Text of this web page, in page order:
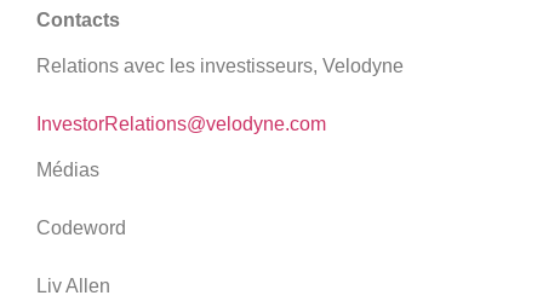
Contacts
Relations avec les investisseurs, Velodyne
InvestorRelations@velodyne.com
Médias
Codeword
Liv Allen